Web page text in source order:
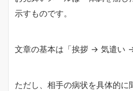
示すものです。
文章の基本は「挨拶 → 気遣い →
ただし、相手の病状を具体的に